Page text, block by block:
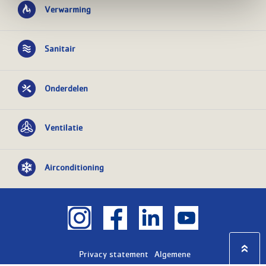
Verwarming
Sanitair
Onderdelen
Ventilatie
Airconditioning
Privacy statement Algemene